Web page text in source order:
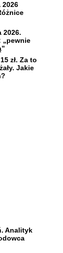
2026.
„pewnie
zł. Za to
Jakie
Analityk